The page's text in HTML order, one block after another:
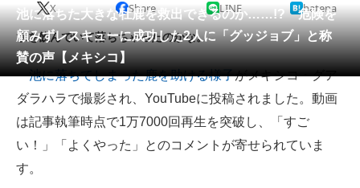
会員記事
メディア
注目記事を集めた総合ページ
ITの今と未来を見通す
スマホと通信の最新トレンド
池に落ちた大きな牡鹿を救出できるのか……!? 危険を
顧みずレスキューに成功した2人に「グッジョブ」と称
賛の声【メキシコ】
X Share LINE hatena
水を飲んでいて落ちちゃったのかな。
池に落ちてしまった鹿を助ける様子がメキシコ・グア
ダラハラで撮影され、YouTubeに投稿されました。動画
は記事執筆時点で1万7000回再生を突破し、「すご
い！」「よくやった」とのコメントが寄せられていま
す。